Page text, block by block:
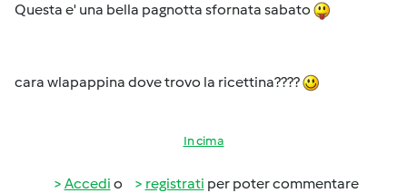
Questa e' una bella pagnotta sfornata sabato
cara wlapappina dove trovo la ricettina????
In cima
Accedi o registrati per poter commentare